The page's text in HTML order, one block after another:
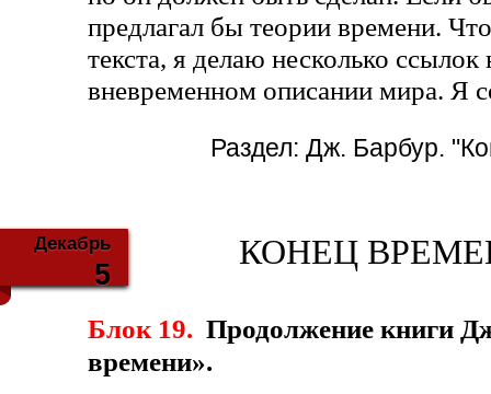
предлагал бы теории времени.
текста, я делаю несколько
вневременном описании мира. Я
Раздел:Дж. Барбур.
Декабрь
5
КОНЕЦ
Блок 19. Продолжение книги
времени».